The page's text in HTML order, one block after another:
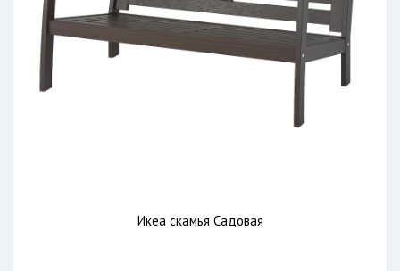
Икеа скамья Садовая